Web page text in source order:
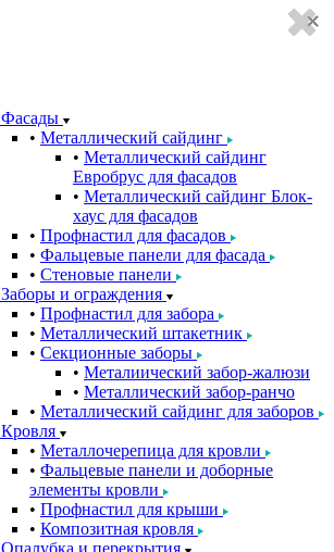
Фасады
Металлический сайдинг
Металлический сайдинг
Евробрус для фасадов
Металлический сайдинг Блок-
хаус для фасадов
Профнастил для фасадов
Фальцевые панели для фасада
Стеновые панели
Заборы и ограждения
Профнастил для забора
Металлический штакетник
Секционные заборы
Металиический забор-жалюзи
Металлический забор-ранчо
Металлический сайдинг для заборов
Кровля
Металлочерепица для кровли
Фальцевые панели и доборные
элементы кровли
Профнастил для крыши
Композитная кровля
Опалубка и перекрытия